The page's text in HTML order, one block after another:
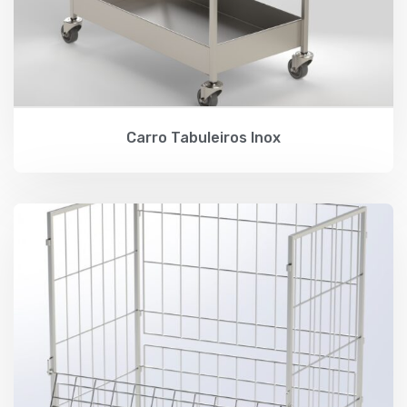
Carro Tabuleiros Inox